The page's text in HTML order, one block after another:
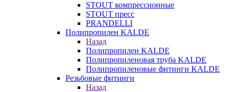
STOUT компрессионные
STOUT пресс
PRANDELLI
Полипропилен KALDE
Назад
Полипропилен KALDE
Полипропиленовая труба KALDE
Полипропиленовые фитинги KALDE
Резьбовые фитинги
Назад